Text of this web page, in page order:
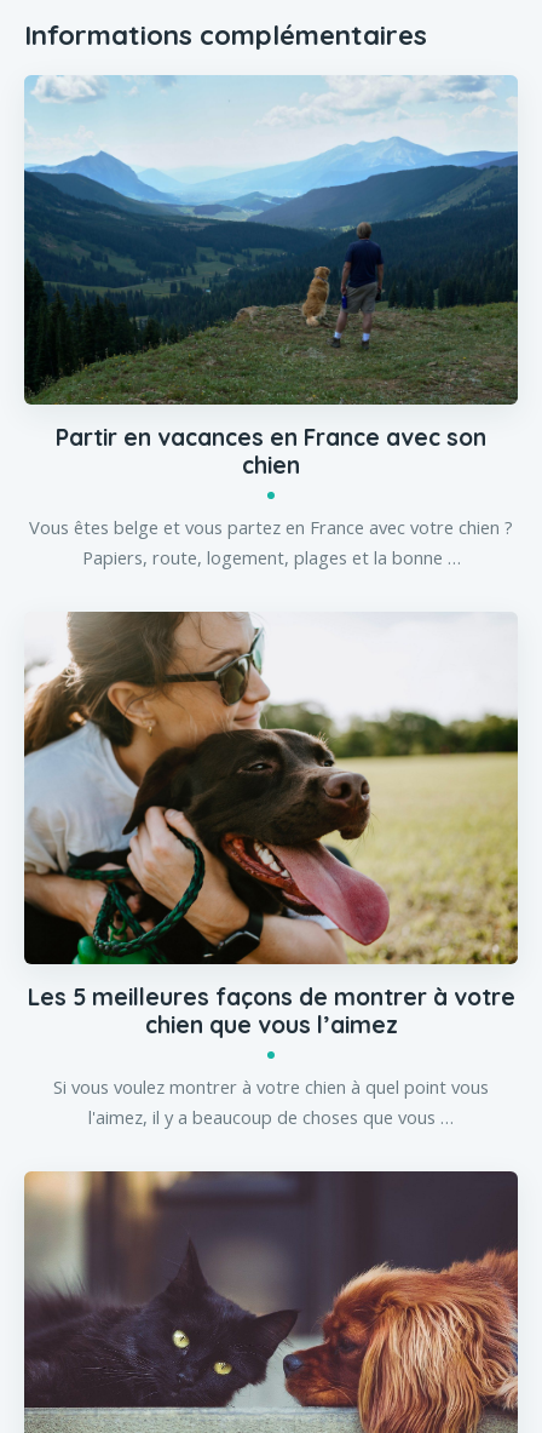
Informations complémentaires
Partir en vacances en France avec son
chien
Vous êtes belge et vous partez en France avec votre chien ?
Papiers, route, logement, plages et la bonne …
Les 5 meilleures façons de montrer à votre
chien que vous l’aimez
Si vous voulez montrer à votre chien à quel point vous
l'aimez, il y a beaucoup de choses que vous …